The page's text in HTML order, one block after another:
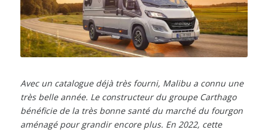
Avec un catalogue déjà très fourni, Malibu a connu une
très belle année. Le constructeur du groupe Carthago
bénéficie de la très bonne santé du marché du fourgon
aménagé pour grandir encore plus. En 2022, cette